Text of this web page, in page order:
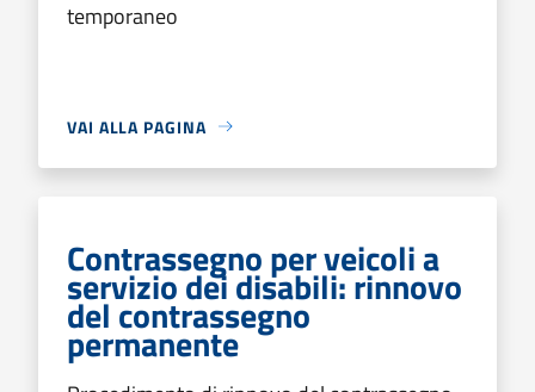
temporaneo
VAI ALLA PAGINA
Contrassegno per veicoli a
servizio dei disabili: rinnovo
del contrassegno
permanente